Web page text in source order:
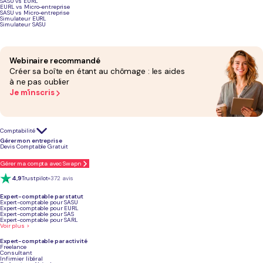
EURL vs Micro-entreprise
SASU vs Micro-entreprise
Simulateur EURL
Simulateur SASU
Webinaire recommandé
Créer sa boîte en étant au chômage : les aides
à ne pas oublier
Je m'inscris
Comptabilité
Gérer mon entreprise
Devis Comptable Gratuit
Gérer ma compta avec Swapn
4,9Trustpilot+372 avis
Expert-comptable par statut
Expert-comptable pour SASU
Expert-comptable pour EURL
Expert-comptable pour SAS
Expert-comptable pour SARL
Voir plus >
Expert-comptable par activité
Freelance
Consultant
Infirmier libéral